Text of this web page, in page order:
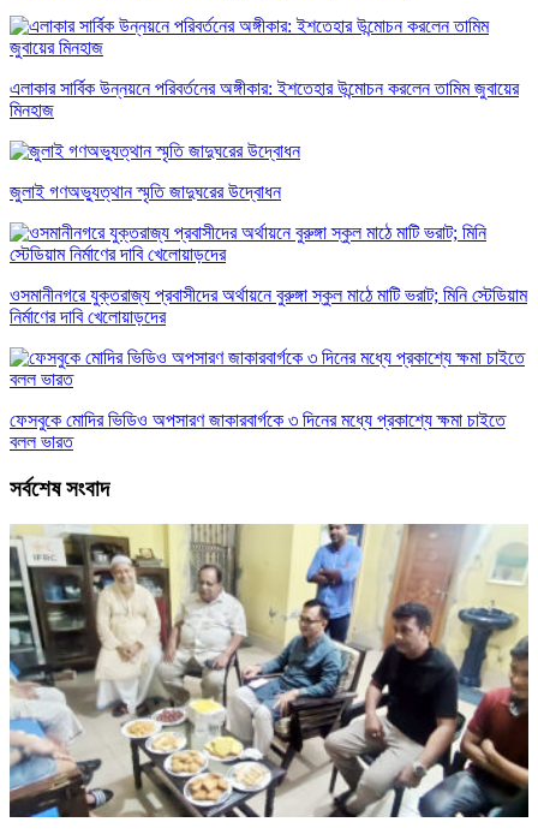
এলাকার সার্বিক উন্নয়নে পরিবর্তনের অঙ্গীকার: ইশতেহার উন্মোচন করলেন তামিম জুবায়ের
মিনহাজ
জুলাই গণঅভ্যুত্থান স্মৃতি জাদুঘরের উদ্বোধন
ওসমানীনগরে যুক্তরাজ্য প্রবাসীদের অর্থায়নে বুরুঙ্গা স্কুল মাঠে মাটি ভরাট; মিনি স্টেডিয়াম
নির্মাণের দাবি খেলোয়াড়দের
ফেসবুকে মোদির ভিডিও অপসারণ জাকারবার্গকে ৩ দিনের মধ্যে প্রকাশ্যে ক্ষমা চাইতে
বলল ভারত
সর্বশেষ সংবাদ